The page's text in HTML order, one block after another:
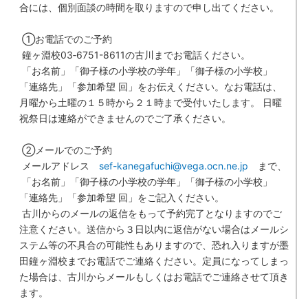
合には、個別面談の時間を取りますので申し出てください。
①お電話でのご予約
鐘ヶ淵校03‐6751-8611の古川までお電話ください。
「お名前」「御子様の小学校の学年」「御子様の小学校」
「連絡先」「参加希望 回」をお伝えください。なお電話は、
月曜から土曜の１５時から２１時まで受付いたします。
日曜
祝祭日は連絡ができませんのでご了承ください。
②メールでのご予約
メールアドレス sef-kanegafuchi@vega.ocn.ne.jp まで、
「お名前」「御子様の小学校の学年」「御子様の小学校」
「連絡先」「参加希望 回」をご記入ください。
古川からのメールの返信をもって予約完了となりますのでご
注意ください。送信から３日以内に返信がない場合はメールシ
ステム等の不具合の可能性もありますので、恐れ入りますが墨
田鐘ヶ淵校までお電話でご連絡ください。定員になってしまっ
た場合は、古川からメールもしくはお電話でご連絡させて頂き
ます。